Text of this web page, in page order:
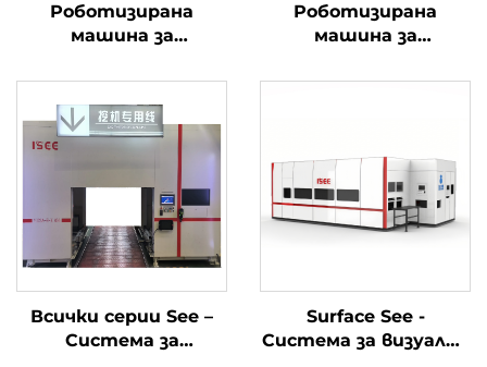
Роботизирана
машина за
високо налягане
Роботизирана
машина за
прецизност на
Всички серии See –
Система за
Surface See -
Система за визуална